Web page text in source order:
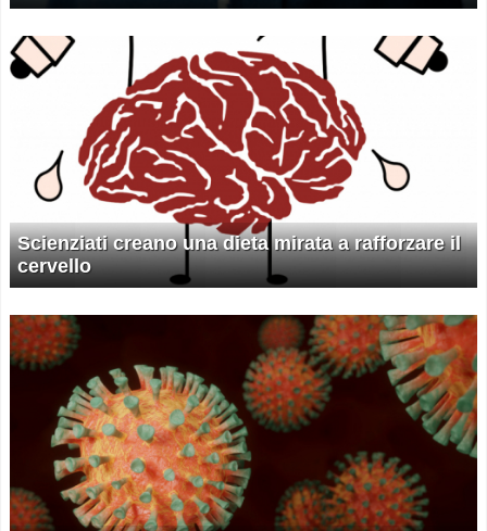
Scienziati creano una dieta mirata a rafforzare il
cervello